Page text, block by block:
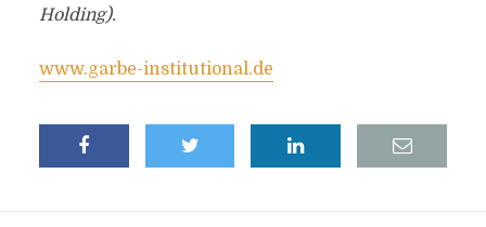
Holding).
www.garbe-institutional.de